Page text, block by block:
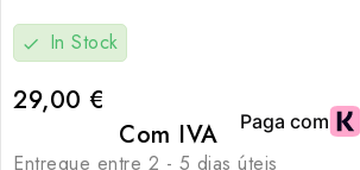
check In Stock
29,00 €
Com IVA
Entregue entre 2 - 5 dias úteis